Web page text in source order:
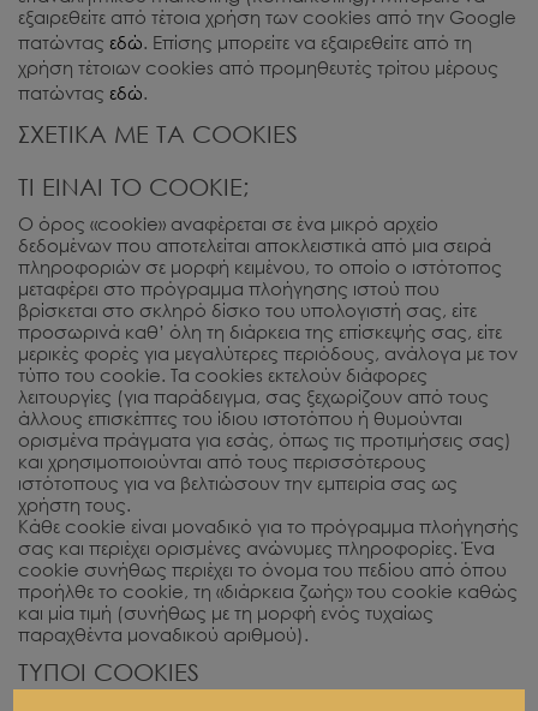
εξαιρεθείτε από τέτοια χρήση των cookies από την Google
πατώντας εδώ. Επίσης μπορείτε να εξαιρεθείτε από τη
χρήση τέτοιων cookies από προμηθευτές τρίτου μέρους
πατώντας εδώ.
ΣΧΕΤΙΚΑ ΜΕ ΤΑ COOKIES
ΤΙ ΕΙΝΑΙ ΤΟ COOKIE;
Ο όρος «cookie» αναφέρεται σε ένα μικρό αρχείο
δεδομένων που αποτελείται αποκλειστικά από μια σειρά
πληροφοριών σε μορφή κειμένου, το οποίο ο ιστότοπος
μεταφέρει στο πρόγραμμα πλοήγησης ιστού που
βρίσκεται στο σκληρό δίσκο του υπολογιστή σας, είτε
προσωρινά καθ’ όλη τη διάρκεια της επίσκεψής σας, είτε
μερικές φορές για μεγαλύτερες περιόδους, ανάλογα με τον
τύπο του cookie. Τα cookies εκτελούν διάφορες
λειτουργίες (για παράδειγμα, σας ξεχωρίζουν από τους
άλλους επισκέπτες του ίδιου ιστοτόπου ή θυμούνται
ορισμένα πράγματα για εσάς, όπως τις προτιμήσεις σας)
και χρησιμοποιούνται από τους περισσότερους
ιστότοπους για να βελτιώσουν την εμπειρία σας ως
χρήστη τους.
Κάθε cookie είναι μοναδικό για το πρόγραμμα πλοήγησής
σας και περιέχει ορισμένες ανώνυμες πληροφορίες. Ένα
cookie συνήθως περιέχει το όνομα του πεδίου από όπου
προήλθε το cookie, τη «διάρκεια ζωής» του cookie καθώς
και μία τιμή (συνήθως με τη μορφή ενός τυχαίως
παραχθέντα μοναδικού αριθμού).
ΤΥΠΟΙ COOKIES